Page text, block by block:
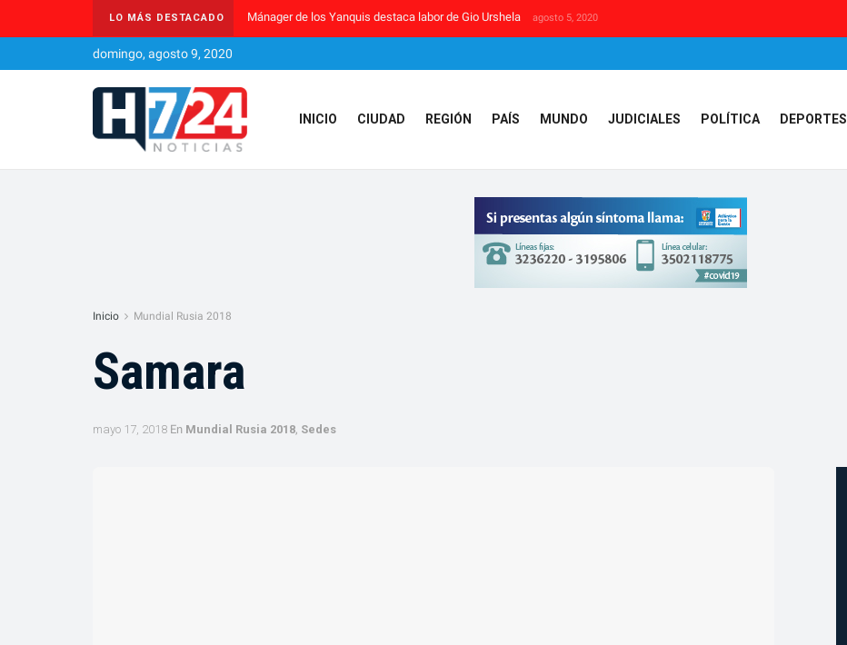
LO MÁS DESTACADO Mánager de los Yanquis destaca labor de Gio Urshela agosto 5, 2020
domingo, agosto 9, 2020
INICIO CIUDAD REGIÓN PAÍS MUNDO JUDICIALES POLÍTICA DEPORTES
Inicio Mundial Rusia 2018
Samara
mayo 17, 2018 En Mundial Rusia 2018, Sedes